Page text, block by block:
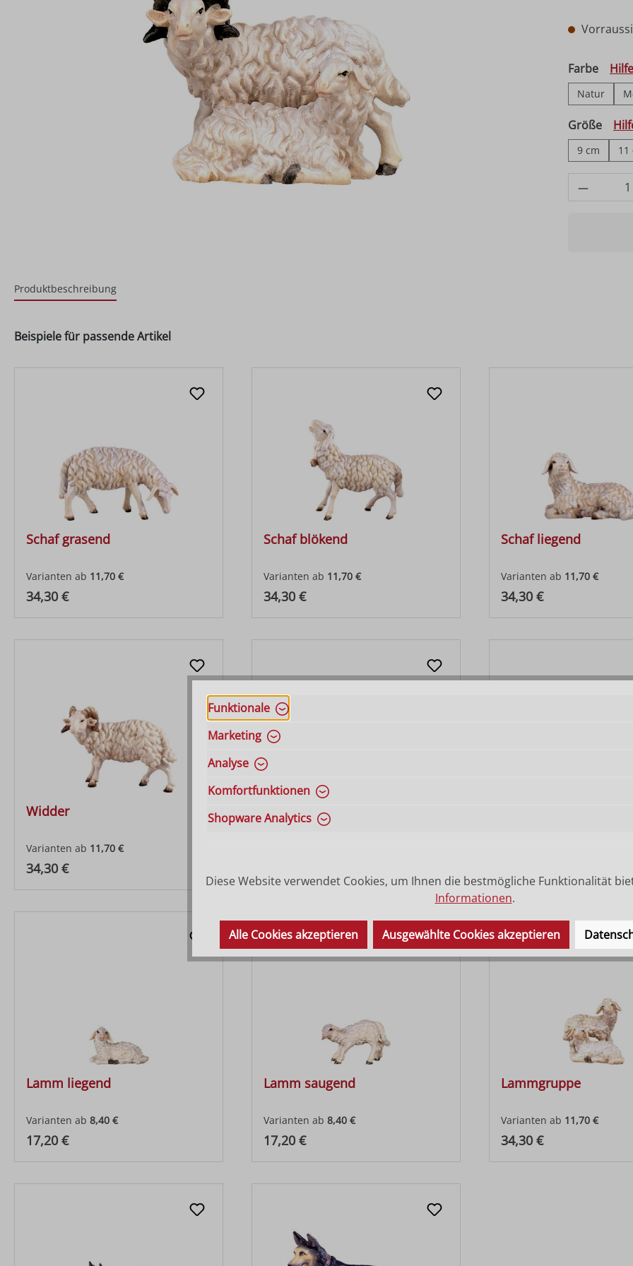
Farbe
Natur
Größe
9 cm 11
Produktbeschreibung
Beispiele für passende Artikel
Schaf grasend
Varianten ab 11,70 €
Regulärer Preis:
34,30 €
Schaf blökend
Varianten ab 11,70 €
Regulärer Preis:
34,30 €
Schaf liegend
Varianten ab 11,70 €
Regulärer Preis:
34,30 €
Widder
Varianten ab 11,70 €
Regulärer Preis:
34,30 €
Schafgruppe
Lamm liegend
Varianten ab 8,40 €
Regulärer Preis:
17,20 €
Lamm saugend
Varianten ab 8,40 €
Regulärer Preis:
17,20 €
Lammgruppe
Varianten ab 11,70 €
Regulärer Preis:
34,30 €
Funktionale
Marketing
Analyse
Komfortfunktionen
Shopware Analytics
Diese Website verwendet Cookies, um Ihnen die bestmögliche Funktionalität
Informationen.
Alle Cookies akzeptieren Ausgewählte Cookies akzeptieren